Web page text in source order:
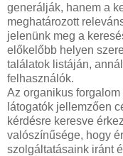
generálják, hanem a
meghatározott
jelenünk meg a
előkelőbb helyen
találatok listáján,
felhasználók.
Az organikus
látogatók jellemzően
kérdésre keresve
valószínűsége, hogy
szolgáltatásaink iránt